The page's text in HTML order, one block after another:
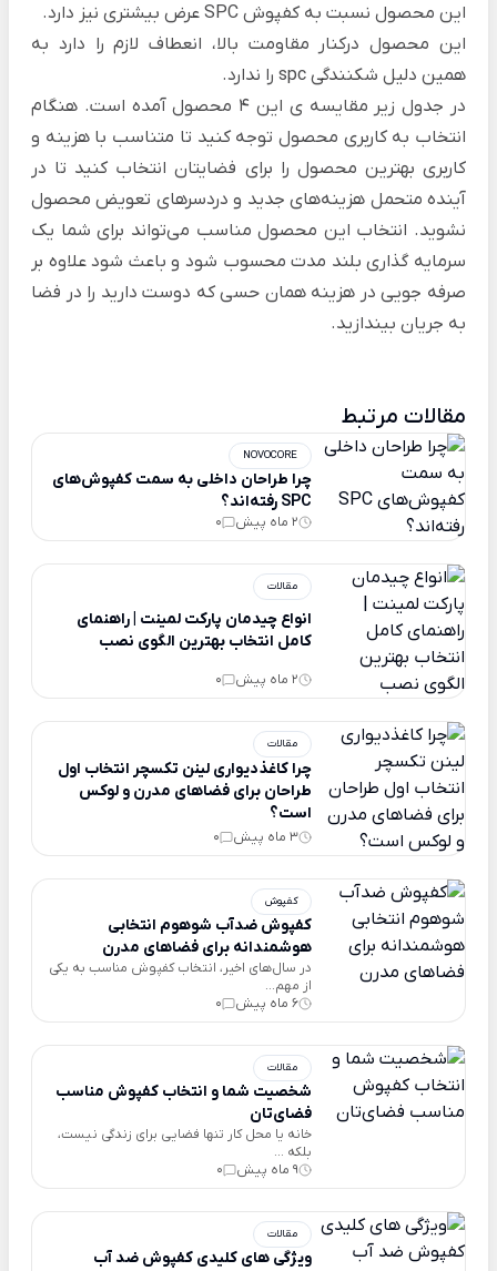
این محصول نسبت به کفپوش SPC عرض بیشتری نیز دارد.
این محصول درکنار مقاومت بالا، انعطاف لازم را دارد به
همین دلیل شکنندگی spc را ندارد.
در جدول زیر مقایسه ی این 4 محصول آمده است. هنگام
انتخاب به کاربری محصول توجه کنید تا متناسب با هزینه و
کاربری بهترین محصول را برای فضایتان انتخاب کنید تا در
آینده متحمل هزینه‌های جدید و دردسرهای تعویض محصول
نشوید. انتخاب این محصول مناسب می‌تواند برای شما یک
سرمایه گذاری بلند مدت محسوب شود و باعث شود علاوه بر
صرفه جویی در هزینه همان حسی که دوست دارید را در فضا
به جریان بیندازید.
مقالات مرتبط
NOVOCORE
چرا طراحان داخلی به سمت کفپوش‌های
SPC رفته‌اند؟
2 ماه پیش 0
مقالات
انواع چیدمان پارکت لمینت | راهنمای
کامل انتخاب بهترین الگوی نصب
2 ماه پیش 0
مقالات
چرا کاغذدیواری لینن تکسچر انتخاب اول
طراحان برای فضاهای مدرن و لوکس
است؟
3 ماه پیش 0
کفپوش
کفپوش ضدآب شوهوم انتخابی
هوشمندانه برای فضاهای مدرن
در سال‌های اخیر، انتخاب کفپوش مناسب به یکی
از مهم...
6 ماه پیش
0
مقالات
شخصیت شما و انتخاب کفپوش مناسب
فضای‌تان
خانه یا محل کار تنها فضایی برای زندگی نیست،
بلکه ...
9 ماه پیش
0
مقالات
ویژگی های کلیدی کفپوش ضد آب